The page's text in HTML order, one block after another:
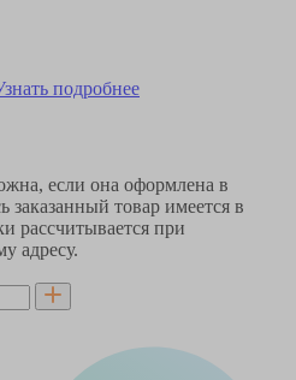
подробнее
если она оформлена в
заказанный товар имеется в
рассчитывается при
адресу.